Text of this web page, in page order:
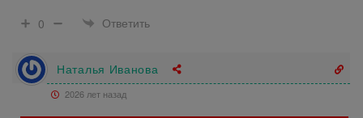
0
Ответить
Наталья Иванова
2026 лет назад